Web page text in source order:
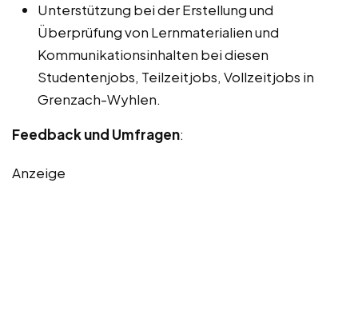
Unterstützung bei der Erstellung und
Überprüfung von Lernmaterialien und
Kommunikationsinhalten bei diesen
Studentenjobs, Teilzeitjobs, Vollzeitjobs in
Grenzach-Wyhlen.
Feedback und Umfragen:
Anzeige